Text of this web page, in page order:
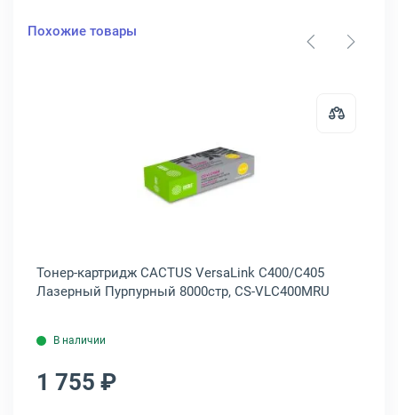
Похожие товары
Xerox VersaLink C400/C405 Лазерный Желтый 2500стр,
Открыть товар: Тонер-картридж
Тонер-картридж CACTUS VersaLink C400/C405
Лазерный Пурпурный 8000стр, CS-VLC400MRU
В наличии
1 755 ₽